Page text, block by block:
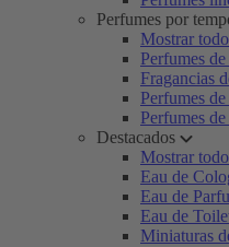
Perfumes por
Mostrar
Perfumes
Fragancias
Perfumes
Perfumes
Destacados
Mostrar
Eau de
Eau de
Eau de
Miniaturas